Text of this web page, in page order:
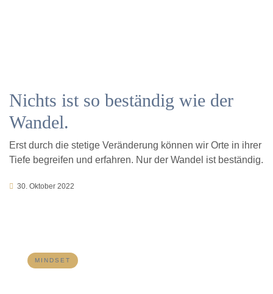
Nichts ist so beständig wie der
Wandel.
Erst durch die stetige Veränderung können wir Orte in ihrer
Tiefe begreifen und erfahren. Nur der Wandel ist beständig.
30. Oktober 2022
MINDSET